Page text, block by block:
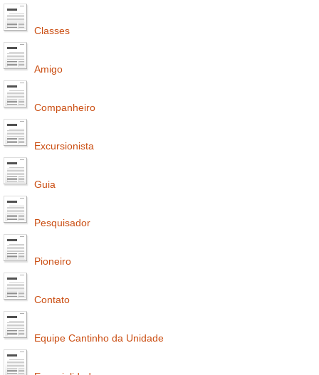
Classes
Amigo
Companheiro
Excursionista
Guia
Pesquisador
Pioneiro
Contato
Equipe Cantinho da Unidade